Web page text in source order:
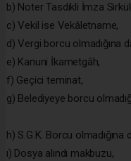
b) Noter Tasdikli İmza
c) Vekil ise Vekâletname,
d) Vergi borcu olmadığına
e) Kanuni İkametgâh,
f) Geçici teminat,
g) Belediyeye borcu
h) S.G.K. Borcu olmadığına
ı) Dosya alındı makbuzu,